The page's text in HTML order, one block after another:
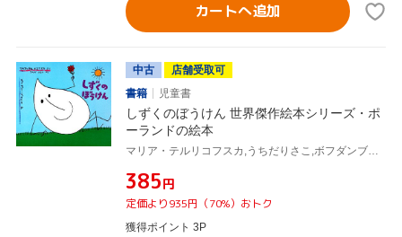
カートへ追加
中古
店舗受取可
書籍
児童書
しずくのぼうけん 世界傑作絵本シリーズ・ポ
ーランドの絵本
マリア・テルリコフスカ,うちだりさこ,ボフダンブランコ,
¥385円
定価より935円（70%）おトク
獲得ポイント 3P